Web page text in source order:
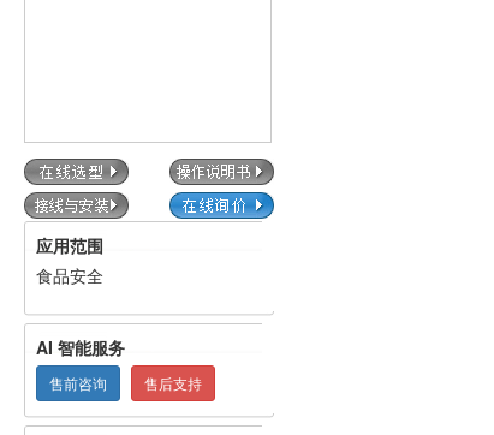
应用范围
食品安全
AI 智能服务
售前咨询 售后支持